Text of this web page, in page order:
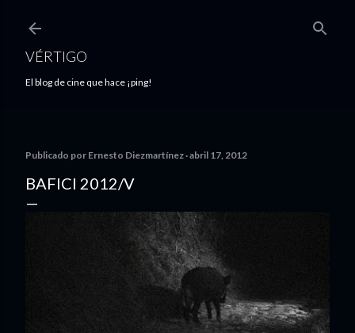
VÉRTIGO
El blog de cine que hace ¡ping!
Publicado por Ernesto Diezmartínez abril 17, 2012
BAFICI 2012/V